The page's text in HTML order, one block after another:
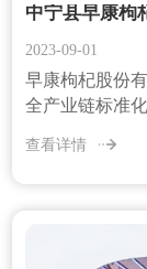
2023-09-01
早康枸杞股份
全产业链标准
查看详情